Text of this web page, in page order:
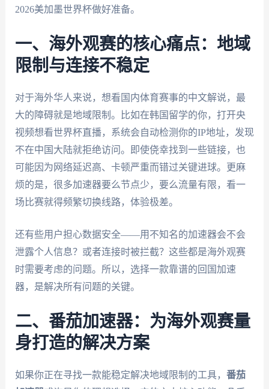
2026美加墨世界杯做好准备。
一、海外观赛的核心痛点：地域
限制与连接不稳定
对于海外华人来说，想看国内体育赛事的中文解说，最
大的障碍就是地域限制。比如在韩国留学的你，打开央
视频想看世界杯直播，系统会自动检测你的IP地址，发现
不在中国大陆就拒绝访问。即使侥幸找到一些链接，也
可能因为网络延迟高、卡顿严重而错过关键进球。更麻
烦的是，很多加速器要么节点少，要么流量有限，看一
场比赛就得频繁切换线路，体验极差。
还有些用户担心数据安全——用不知名的加速器会不会
泄露个人信息？或者连接时被拦截？这些都是海外观赛
时需要考虑的问题。所以，选择一款靠谱的回国加速
器，是解决所有问题的关键。
二、番茄加速器：为海外观赛量
身打造的解决方案
如果你正在寻找一款能稳定解决地域限制的工具， 番茄